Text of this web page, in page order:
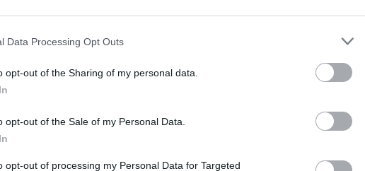
Data Processing Opt Outs
opt-out of the Sharing of my personal data.
opt-out of the Sale of my Personal Data.
opt-out of processing my Personal Data for Targeted
Pubblicato il 15 Luglio 2010
e
La scrittrice Virginia Veludo